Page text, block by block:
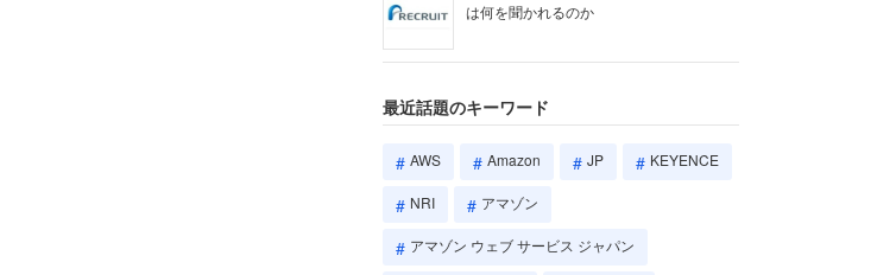
は何を聞かれるのか
最近話題のキーワード
AWS Amazon JP KEYENCE
NRI アマゾン
アマゾン ウェブ サービス ジャパン